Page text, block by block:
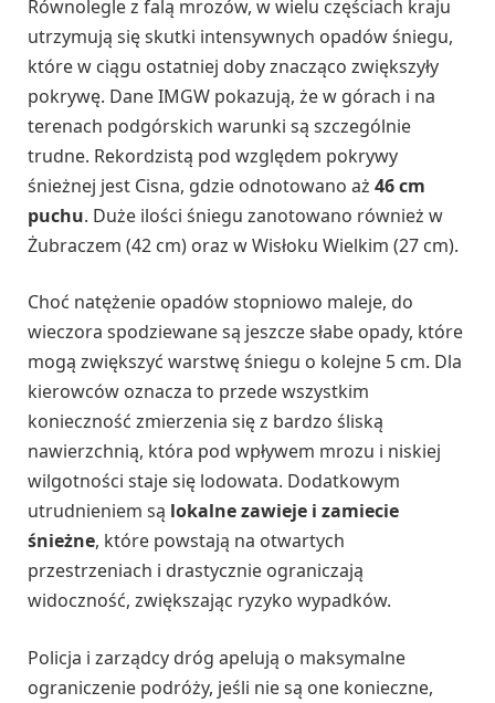
Równolegle z falą mrozów, w wielu częściach kraju
utrzymują się skutki intensywnych opadów śniegu,
które w ciągu ostatniej doby znacząco zwiększyły
pokrywę. Dane IMGW pokazują, że w górach i na
terenach podgórskich warunki są szczególnie
trudne. Rekordzistą pod względem pokrywy
śnieżnej jest Cisna, gdzie odnotowano aż 46 cm
puchu. Duże ilości śniegu zanotowano również w
Żubraczem (42 cm) oraz w Wisłoku Wielkim (27 cm).
Choć natężenie opadów stopniowo maleje, do
wieczora spodziewane są jeszcze słabe opady, które
mogą zwiększyć warstwę śniegu o kolejne 5 cm. Dla
kierowców oznacza to przede wszystkim
konieczność zmierzenia się z bardzo śliską
nawierzchnią, która pod wpływem mrozu i niskiej
wilgotności staje się lodowata. Dodatkowym
utrudnieniem są lokalne zawieje i zamiecie
śnieżne, które powstają na otwartych
przestrzeniach i drastycznie ograniczają
widoczność, zwiększając ryzyko wypadków.
Policja i zarządcy dróg apelują o maksymalne
ograniczenie podróży, jeśli nie są one konieczne,